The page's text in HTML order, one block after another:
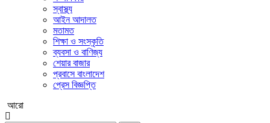
স্বাস্থ্য
আইন আদালত
মতামত
শিক্ষা ও সংস্কৃতি
ব্যবসা ও বাণিজ্য
শেয়ার বাজার
প্রবাসে বাংলাদেশ
প্রেস বিজ্ঞপ্তি
আরো